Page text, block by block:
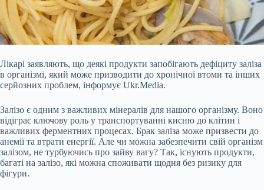
Лікарі заявляють, що деякі продукти запобігають дефіциту заліза
в організмі, який може призводити до хронічної втоми та інших
серйозних проблем, інформує Ukr.Media.
Залізо є одним з важливих мінералів для нашого організму. Воно
відіграє ключову роль у транспортуванні кисню до клітин і
важливих ферментних процесах. Брак заліза може призвести до
анемії та втрати енергії. Але чи можна забезпечити свій організм
залізом, не турбуючись про зайву вагу? Так, існують продукти,
багаті на залізо, які можна споживати щодня без ризику для
фігури.